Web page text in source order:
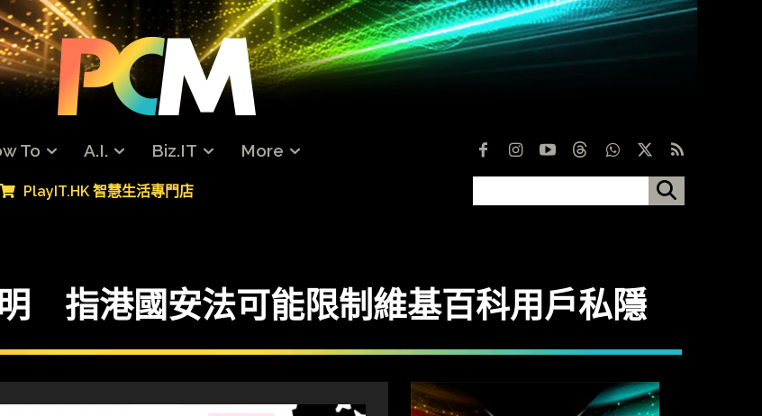
To A.I. Biz.IT More
PlayIT.HK 智慧生活專門店
指港國安法可能限制維基百科用戶私隱